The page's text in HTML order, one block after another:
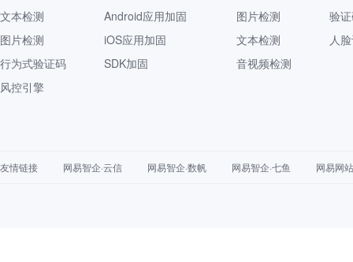
文本检测
图片检测
行为式验证码
风控引擎
Android应用加固
iOS应用加固
SDK加固
图片检测
文本检测
音视频检测
验
人
友情链接 网易智企·云信 网易智企·数帆 网易智企·七鱼 网易网